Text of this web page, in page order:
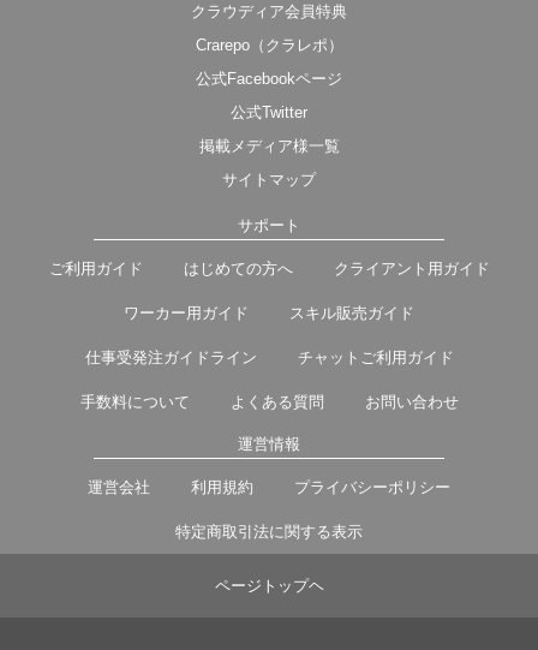
クラウディア会員特典
Crarepo（クラレポ）
公式Facebookページ
公式Twitter
掲載メディア様一覧
サイトマップ
サポート
ご利用ガイド はじめての方へ クライアント用ガイド
ワーカー用ガイド スキル販売ガイド
仕事受発注ガイドライン チャットご利用ガイド
手数料について よくある質問 お問い合わせ
運営情報
運営会社 利用規約 プライバシーポリシー
特定商取引法に関する表示
ページトップヘ